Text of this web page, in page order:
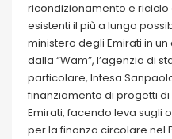
ricondizionamento e
esistenti il più a lungo
ministero degli Emirati in
dalla “Wam”, l’agenzia di
particolare, Intesa
finanziamento di progetti
Emirati, facendo leva sugli
per la finanza circolare nel